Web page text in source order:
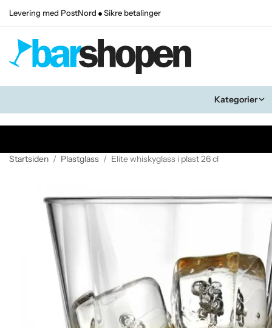
Levering med PostNord Sikre betalinger
Kategorier
Startsiden / Plastglass / Elite whiskyglass i plast 26 cl